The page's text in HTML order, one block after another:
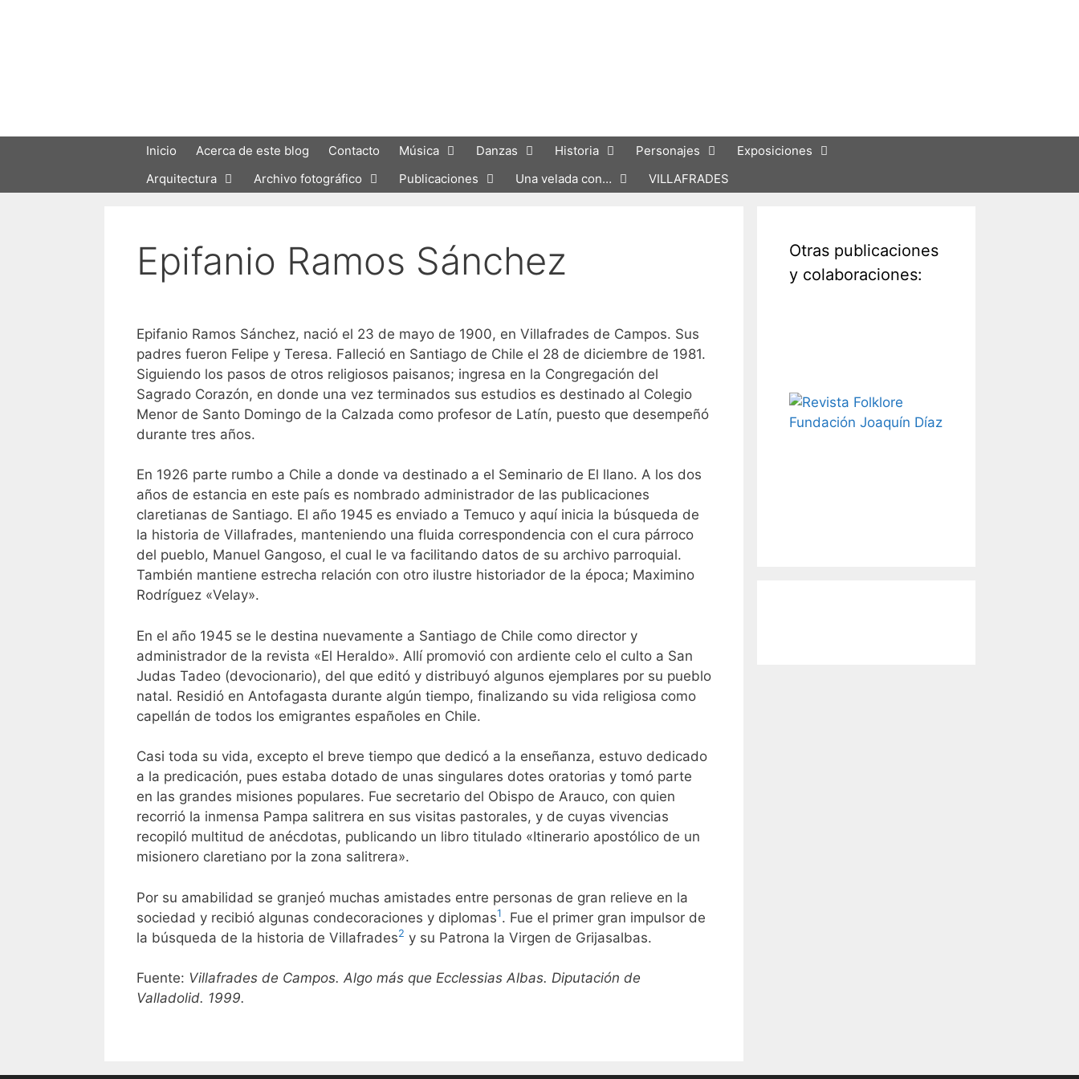
Inicio Acerca de este blog Contacto Música Danzas Historia Personajes
Exposiciones
Arquitectura
Archivo fotográfico Publicaciones Una velada con… VILLAFRADES
Epifanio Ramos Sánchez
Epifanio Ramos Sánchez, nació el 23 de mayo de 1900, en Villafrades de Campos. Sus
padres fueron Felipe y Teresa. Falleció en Santiago de Chile el 28 de diciembre de 1981.
Siguiendo los pasos de otros religiosos paisanos; ingresa en la Congregación del
Sagrado Corazón, en donde una vez terminados sus estudios es destinado al Colegio
Menor de Santo Domingo de la Calzada como profesor de Latín, puesto que desempeñó
durante tres años.
En 1926 parte rumbo a Chile a donde va destinado a el Seminario de El llano. A los dos
años de estancia en este país es nombrado administrador de las publicaciones
claretianas de Santiago. El año 1945 es enviado a Temuco y aquí inicia la búsqueda de
la historia de Villafrades, manteniendo una fluida correspondencia con el cura párroco
del pueblo, Manuel Gangoso, el cual le va facilitando datos de su archivo parroquial.
También mantiene estrecha relación con otro ilustre historiador de la época; Maximino
Rodríguez «Velay».
En el año 1945 se le destina nuevamente a Santiago de Chile como director y
administrador de la revista «El Heraldo». Allí promovió con ardiente celo el culto a San
Judas Tadeo (devocionario), del que editó y distribuyó algunos ejemplares por su pueblo
natal. Residió en Antofagasta durante algún tiempo, finalizando su vida religiosa como
capellán de todos los emigrantes españoles en Chile.
Casi toda su vida, excepto el breve tiempo que dedicó a la enseñanza, estuvo dedicado
a la predicación, pues estaba dotado de unas singulares dotes oratorias y tomó parte
en las grandes misiones populares. Fue secretario del Obispo de Arauco, con quien
recorrió la inmensa Pampa salitrera en sus visitas pastorales, y de cuyas vivencias
recopiló multitud de anécdotas, publicando un libro titulado «Itinerario apostólico de un
misionero claretiano por la zona salitrera».
Por su amabilidad se granjeó muchas amistades entre personas de gran relieve en la
sociedad y recibió algunas condecoraciones y diplomas1. Fue el primer gran impulsor de
la búsqueda de la historia de Villafrades2 y su Patrona la Virgen de Grijasalbas.
Fuente: Villafrades de Campos. Algo más que Ecclessias Albas. Diputación de
Valladolid. 1999.
Otras publicaciones
y colaboraciones: